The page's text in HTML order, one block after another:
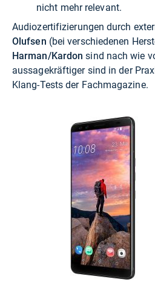
nicht mehr relevant.
Audiozertifizierungen durch
Olufsen (bei verschiedenen
Harman/Kardon sind nach wie
aussagekräftiger sind in der
Klang-Tests der Fachmagazine.